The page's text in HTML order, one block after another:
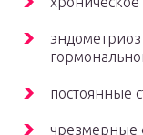
постоянные
чрезмерные